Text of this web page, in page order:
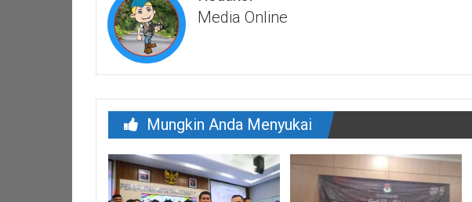
Media Online
Mungkin Anda Menyukai